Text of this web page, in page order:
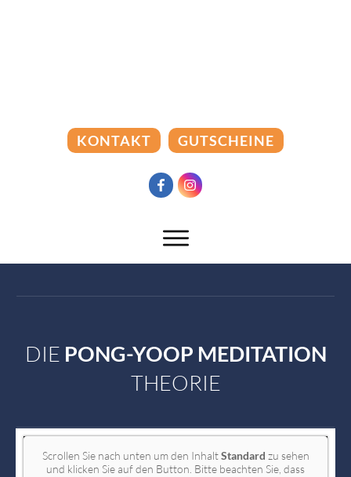
KONTAKT GUTSCHEINE
DIE PONG-YOOP MEDITATION
THEORIE
Scrollen Sie nach unten um den InhaltStandard zu sehen
und klicken Sie auf den Button. Bitte beachten Sie, dass